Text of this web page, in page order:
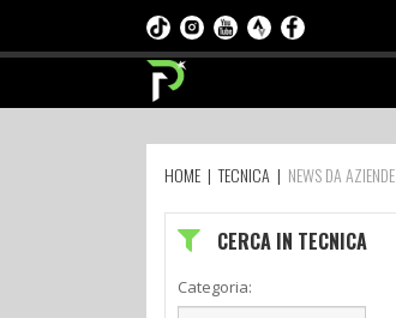
HOME |TECNICA | NEWS DA AZIENDE
CERCA IN TECNICA
Categoria: